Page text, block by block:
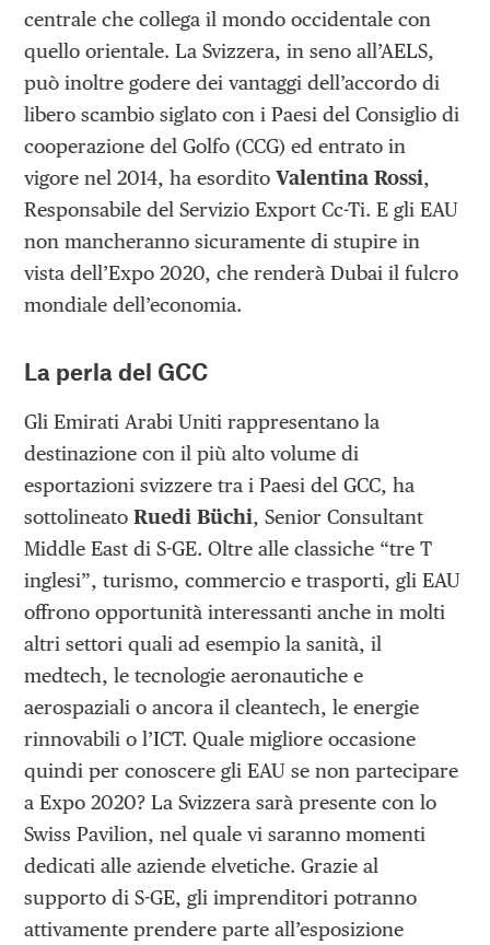
centrale che collega il mondo occidentale con
quello orientale. La Svizzera, in seno all’AELS,
può inoltre godere dei vantaggi dell’accordo di
libero scambio siglato con i Paesi del Consiglio di
cooperazione del Golfo (CCG) ed entrato in
vigore nel 2014, ha esorditoValentina Rossi,
Responsabile del Servizio Export Cc-Ti. E gli EAU
non mancheranno sicuramente di stupire in
vista dell’Expo 2020, che renderà Dubai il fulcro
mondiale dell’economia.
La perla del GCC
Gli Emirati Arabi Uniti rappresentano la
destinazione con il più alto volume di
esportazioni svizzere tra i Paesi del GCC, ha
sottolineatoRuedi Büchi, Senior Consultant
Middle East di S-GE. Oltre alle classiche “tre T
inglesi”, turismo, commercio e trasporti, gli EAU
offrono opportunità interessanti anche in molti
altri settori quali ad esempio la sanità, il
medtech, le tecnologie aeronautiche e
aerospaziali o ancora il cleantech, le energie
rinnovabili o l’ICT. Quale migliore occasione
quindi per conoscere gli EAU se non partecipare
a Expo 2020? La Svizzera sarà presente con lo
Swiss Pavilion, nel quale vi saranno momenti
dedicati alle aziende elvetiche. Grazie al
supporto di S-GE, gli imprenditori potranno
attivamente prendere parte all’esposizione